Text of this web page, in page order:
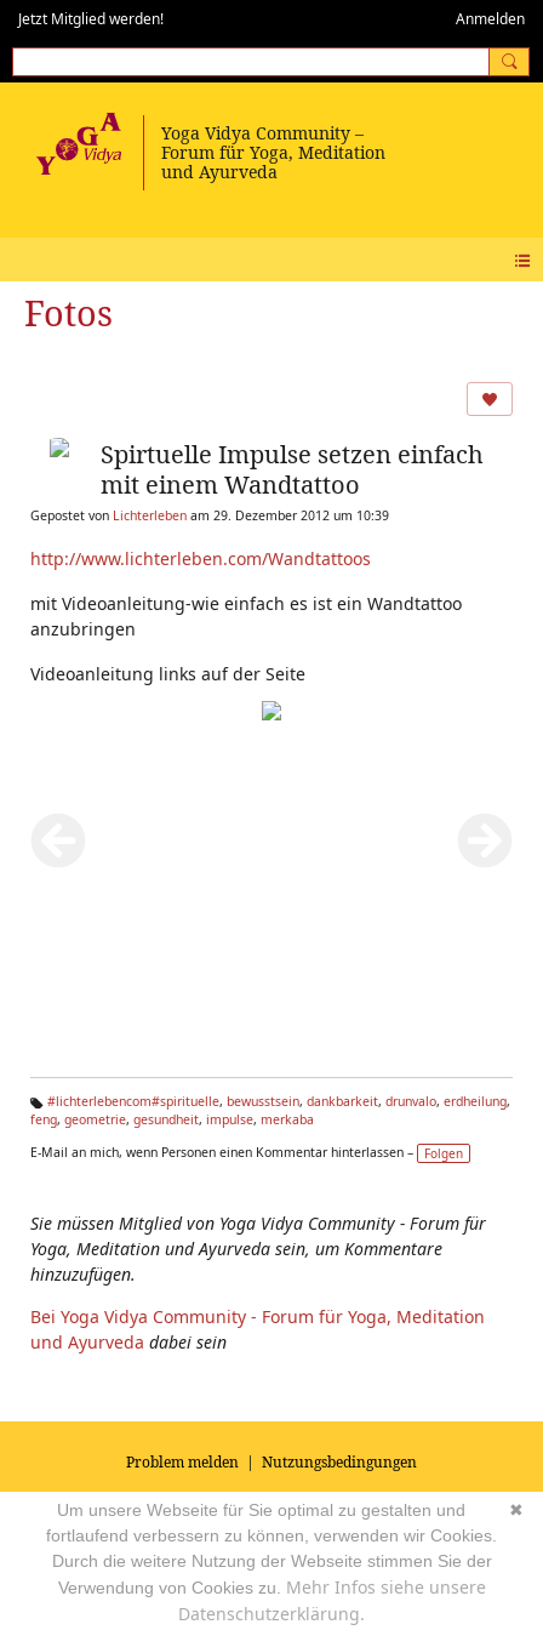
Jetzt Mitglied werden! Anmelden
Fotos
Spirtuelle Impulse setzen einfach
mit einem Wandtattoo
Gepostet von Lichterleben am 29. Dezember 2012 um 10:39
http://www.lichterleben.com/Wandtattoos
mit Videoanleitung-wie einfach es ist ein Wandtattoo
anzubringen
Videoanleitung links auf der Seite
Ta
s:
#lichterlebencom#spirituelle, bewusstsein, dankbarkeit, drunvalo, erdheilung,
feng, geometrie, gesundheit, impulse, merkaba
E-Mail an mich, wenn Personen einen Kommentar hinterlassen –
Folgen
Sie müssen Mitglied von Yoga Vidya Community - Forum für
Yoga, Meditation und Ayurveda sein, um Kommentare
hinzuzufügen.
Bei Yoga Vidya Community - Forum für Yoga, Meditation
und Ayurveda dabei sein
Problem melden | Nutzungsbedingungen
© 2026Impressum|Datenschutz|AGB's| Yoga Vidya Community -
Forum für Yoga, Meditation und Ayurveda Powered by
✖
Um unsere Webseite für Sie optimal zu gestalten und
fortlaufend verbessern zu können, verwenden wir Cookies.
Durch die weitere Nutzung der Webseite stimmen Sie der
Verwendung von Cookies zu. Mehr Infos siehe unsere
Datenschutzerklärung.